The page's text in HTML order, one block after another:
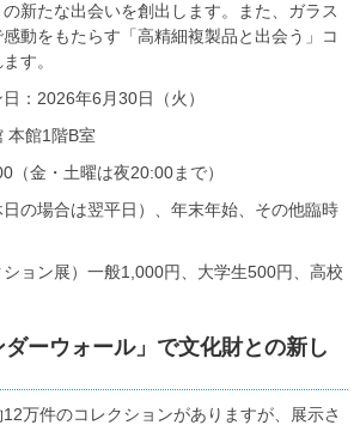
新たな出会いを創出します。また、ガラス
動をもたらす「高精細複製品と出会う」コ
す。
：2026年6月30日（火）
本館1階B室
（金・土曜は夜20:00まで）
の場合は翌平日）、年末年始、その他臨時
ョン展）一般1,000円、大学生500円、高校
ダーウォール」で文化財との新し
万件のコレクションがありますが、展示さ